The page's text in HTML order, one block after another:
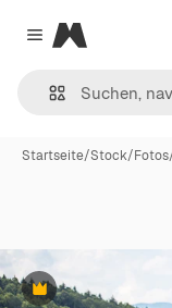
Close menu
Magnific
Startseite/Stock/Fotos
Premium